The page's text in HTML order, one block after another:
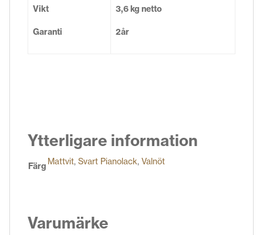
Vikt
Garanti
3,6 kg netto
2år
Ytterligare information
Färg Mattvit, Svart Pianolack, Valnöt
Varumärke